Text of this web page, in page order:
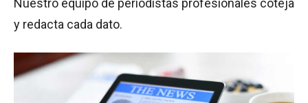
Nuestro equipo de periodistas profesionales coteja
y redacta cada dato.